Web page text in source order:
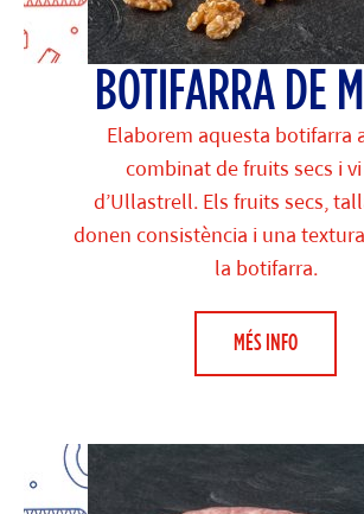
BOTIFARRA DE
Elaborem aquesta botifarra
combinat de fruits secs i
d’Ullastrell. Els fruits secs,
donen consistència i una
la botifarra.
MÉS INFO